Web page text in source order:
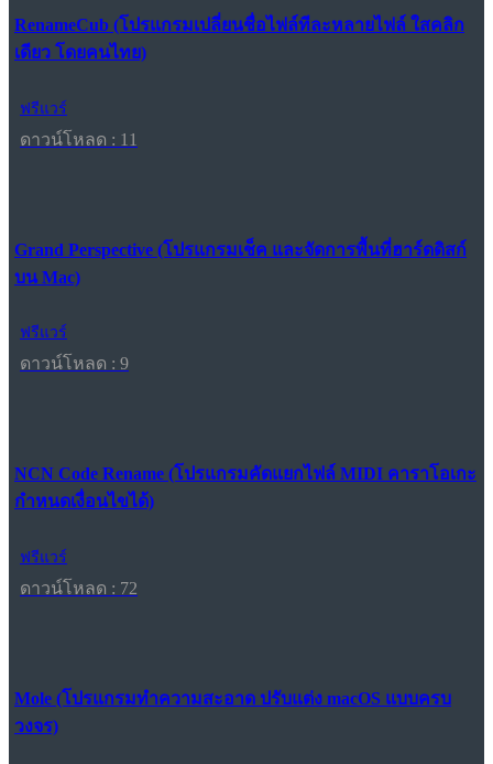
RenameCub (โปรแกรมเปลี่ยนชื่อไฟล์ทีละหลายไฟล์ ใสคลิก
เดียว โดยคนไทย)
ฟรีแวร์
ดาวน์โหลด : 11
Grand Perspective (โปรแกรมเช็ค และจัดการพื้นที่ฮาร์ดดิสก์
บน Mac)
ฟรีแวร์
ดาวน์โหลด : 9
NCN Code Rename (โปรแกรมคัดแยกไฟล์ MIDI คาราโอเกะ
กำหนดเงื่อนไขได้)
ฟรีแวร์
ดาวน์โหลด : 72
Mole (โปรแกรมทำความสะอาด ปรับแต่ง macOS แบบครบ
วงจร)